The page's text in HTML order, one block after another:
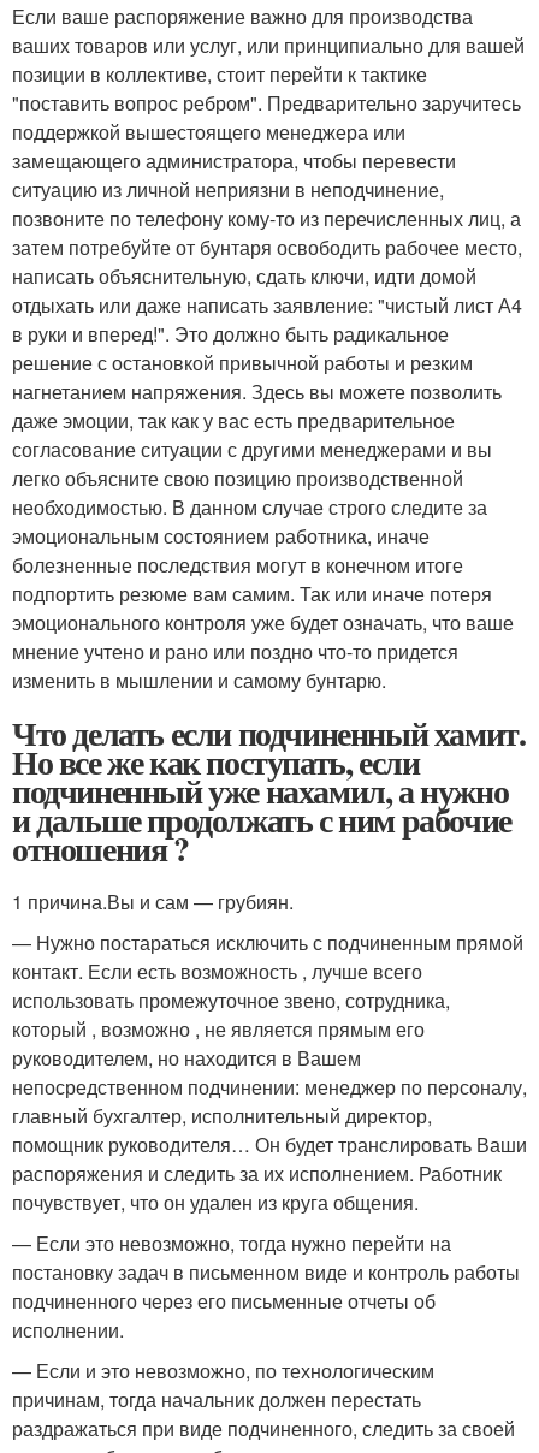
Если ваше распоряжение важно для производства
ваших товаров или услуг, или принципиально для вашей
позиции в коллективе, стоит перейти к тактике
"поставить вопрос ребром". Предварительно заручитесь
поддержкой вышестоящего менеджера или
замещающего администратора, чтобы перевести
ситуацию из личной неприязни в неподчинение,
позвоните по телефону кому-то из перечисленных лиц, а
затем потребуйте от бунтаря освободить рабочее место,
написать объяснительную, сдать ключи, идти домой
отдыхать или даже написать заявление: "чистый лист А4
в руки и вперед!". Это должно быть радикальное
решение с остановкой привычной работы и резким
нагнетанием напряжения. Здесь вы можете позволить
даже эмоции, так как у вас есть предварительное
согласование ситуации с другими менеджерами и вы
легко объясните свою позицию производственной
необходимостью. В данном случае строго следите за
эмоциональным состоянием работника, иначе
болезненные последствия могут в конечном итоге
подпортить резюме вам самим. Так или иначе потеря
эмоционального контроля уже будет означать, что ваше
мнение учтено и рано или поздно что-то придется
изменить в мышлении и самому бунтарю.
Что делать если подчиненный хамит.
Но все же как поступать, если
подчиненный уже нахамил, а нужно
и дальше продолжать с ним рабочие
отношения ?
1 причина.Вы и сам — грубиян.
— Нужно постараться исключить с подчиненным прямой
контакт. Если есть возможность , лучше всего
использовать промежуточное звено, сотрудника,
который , возможно , не является прямым его
руководителем, но находится в Вашем
непосредственном подчинении: менеджер по персоналу,
главный бухгалтер, исполнительный директор,
помощник руководителя… Он будет транслировать Ваши
распоряжения и следить за их исполнением. Работник
почувствует, что он удален из круга общения.
— Если это невозможно, тогда нужно перейти на
постановку задач в письменном виде и контроль работы
подчиненного через его письменные отчеты об
исполнении.
— Если и это невозможно, по технологическим
причинам, тогда начальник должен перестать
раздражаться при виде подчиненного, следить за своей